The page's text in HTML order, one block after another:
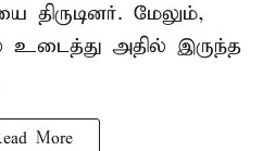
மேலும்,
அதில் இருந்த
More